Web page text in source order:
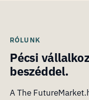
RÓLUNK
Pécsi
beszéddel.
A The